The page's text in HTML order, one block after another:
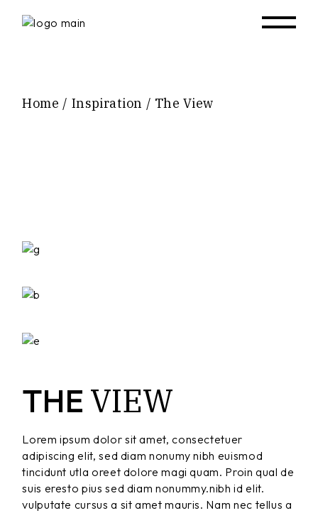
Home Inspiration The View
THE VIEW
Lorem ipsum dolor sit amet, consectetuer
adipiscing elit, sed diam nonumy nibh euismod
tincidunt utla oreet dolore magi quam. Proin qual de
suis eresto pius sed diam nonummy.nibh id elit.
vulputate cursus a sit amet mauris. Nam nec tellus a